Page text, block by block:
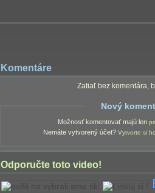
Komentáre
Zatiaľ bez komentára,
Nový
Možnosť komentovať majú len
Nemáte vytvorený účet? Vytvorte si
Odporučte toto video!